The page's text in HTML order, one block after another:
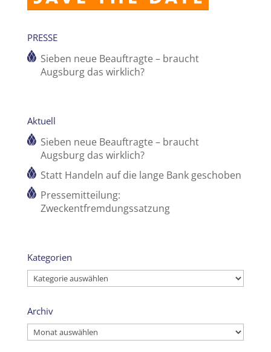
PRESSE
Sieben neue Beauftragte – braucht
Augsburg das wirklich?
Aktuell
Sieben neue Beauftragte – braucht
Augsburg das wirklich?
Statt Handeln auf die lange Bank geschoben
Pressemitteilung:
Zweckentfremdungssatzung
Kategorien
Kategorien
Archiv
Archiv